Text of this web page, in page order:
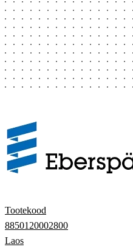
Tootekood
8850120002800
Laos